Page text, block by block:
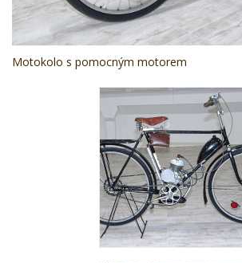
Motokolo s pomocným motorem